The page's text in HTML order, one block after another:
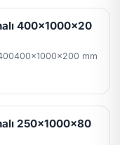
400x1000x20
400x1000x200 mm
250x1000x80